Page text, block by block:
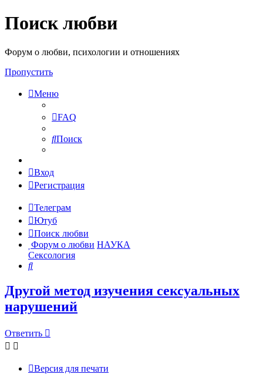
Поиск любви
Форум о любви, психологии и отношениях
Пропустить
Меню
FAQ
Поиск
Вход
Регистрация
Телеграм
Ютуб
Поиск любви
Форум о любви НАУКА
Сексология
Поиск
Другой метод изучения сексуальных
нарушений
Ответить
Версия для печати